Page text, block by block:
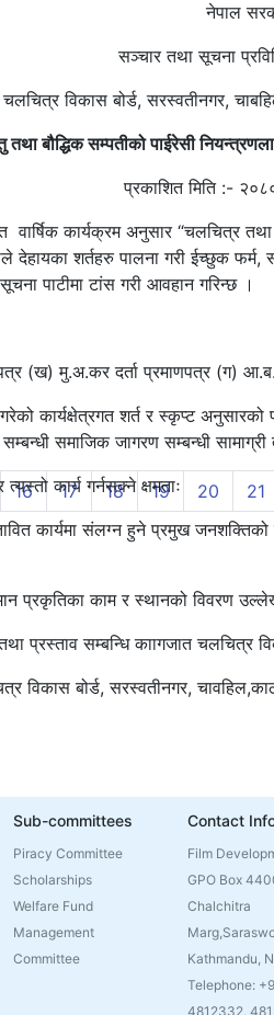
16 17 18 19 20 21
प्रविधि
सरस्वतीनगर, चाबहिल,
बौद्धिक सम्पतीको पाईरेसी
:-
वार्षिक कार्यक्रम अनुसार “चलचित्र
देहायका शर्तहरु पालना गरी ईच्छुक
पाटीमा टांस गरी आवहान गरिन्छ ।
(ख) मु.अ.कर दर्ता प्रमाणपत्र (ग)
कार्यक्षेत्रगत शर्त र स्कृप्ट
समाजिक जागरण सम्बन्धी सामाग्री
कार्य गर्नसक्ने क्षमताः
कार्यमा संलग्न हुने प्रमुख
प्रकृतिका काम र स्थानको विवरण
तथा प्रस्ताव सम्बन्धि काागजात चलचित्र
विकास बोर्ड, सरस्वतीनगर,
Sub-committees
Piracy Committee
Scholarships
Welfare Fund
Management
Committee
Contact
Film
GPO Box
Chalchitra
Kathmandu,
Telephone:
4812332,